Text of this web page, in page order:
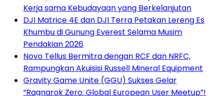
Kerja sama Kebudayaan yang Berkelanjutan
DJI Matrice 4E dan DJI Terra Petakan Lereng Es
Khumbu di Gunung Everest Selama Musim
Pendakian 2026
Novo Tellus Bermitra dengan RCF dan NRFC,
Rampungkan Akuisisi Russell Mineral Equipment
Gravity Game Unite (GGU) Sukses Gelar
“Ragnarok Zero: Global European User Meetup”!